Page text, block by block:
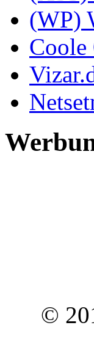
(WP)
Coole
©